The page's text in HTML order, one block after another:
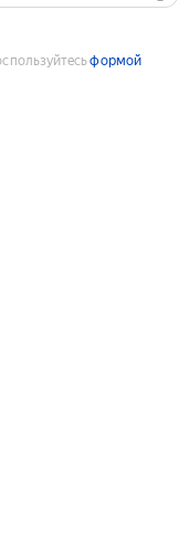
формой